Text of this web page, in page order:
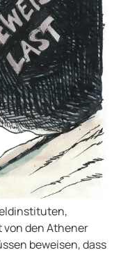
von den Athener
beweisen, dass